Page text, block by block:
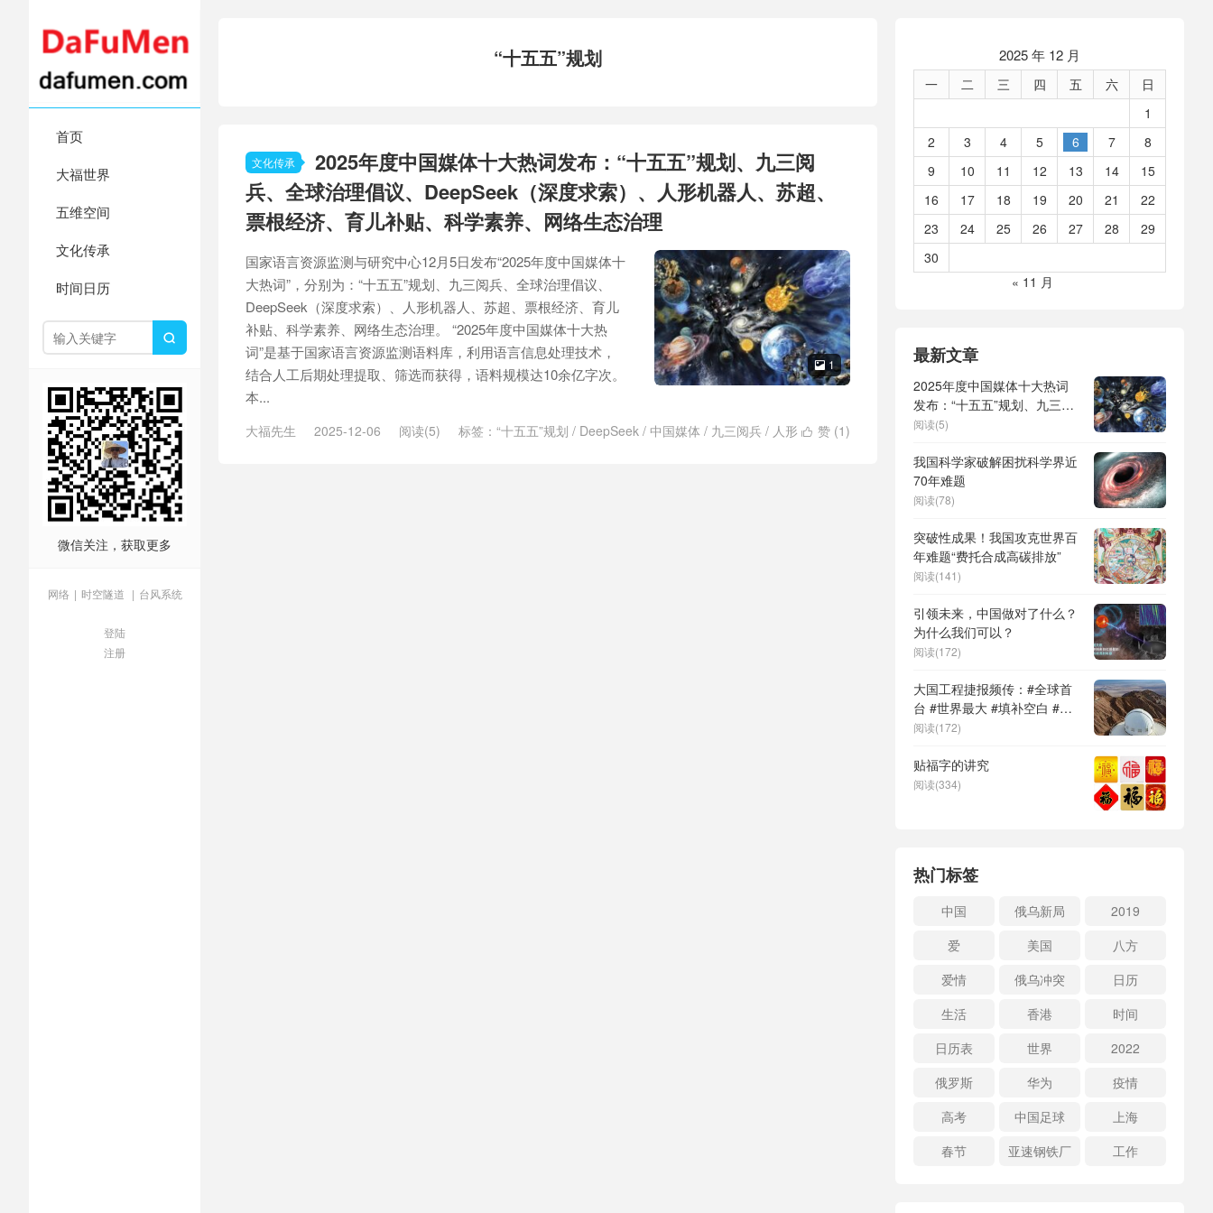
首页
大福世界
五维空间
文化传承
时间日历

微信关注，获取更多
网络 | 时空隧道 | 台风系统
登陆
注册
“十五五”规划
文化传承
2025年度中国媒体十大热词发布：“十五五”规划、九三阅
兵、全球治理倡议、DeepSeek（深度求索）、人形机器人、苏超、
票根经济、育儿补贴、科学素养、网络生态治理
 1
国家语言资源监测与研究中心12月5日发布“2025年度中国媒体十
大热词”，分别为：“十五五”规划、九三阅兵、全球治理倡议、
DeepSeek（深度求索）、人形机器人、苏超、票根经济、育儿
补贴、科学素养、网络生态治理。 “2025年度中国媒体十大热
词”是基于国家语言资源监测语料库，利用语言信息处理技术，
结合人工后期处理提取、筛选而获得，语料规模达10余亿字次。
本...
 赞 (1)
大福先生 2025-12-06 阅读(5) 标签： “十五五”规划 / DeepSeek / 中国媒体 / 九三阅兵 / 人形
2025 年 12 月
一 二 三 四 五 六
日
1
2
3 4 5 6 7
8
9
10 11 12 13 14
15
16
17 18 19 20 21
22
23
24 25 26 27 28
29
30
« 11 月
最新文章
2025年度中国媒体十大热词
发布：“十五五”规划、九三阅
兵、全球治理倡议、
形机器人、苏超、票根经济、
育儿补贴、科学素养、网络生
态治理
阅读(5)
我国科学家破解困扰科学界近
70年难题
阅读(78)
突破性成果！我国攻克世界百
年难题“费托合成高碳排放”
阅读(141)
引领未来，中国做对了什么？
为什么我们可以？
阅读(172)
大国工程捷报频传：#全球首
台 #世界最大 #填补空白 #突
破关键节点
阅读(172)
贴福字的讲究
阅读(334)
热门标签
中国 俄乌新局
2019
爱
美国
八方
爱情
俄乌冲突
日历
生活
香港
时间
日历表
世界
2022
俄罗斯
华为
疫情
高考
中国足球
上海
春节
亚速钢铁厂 工作